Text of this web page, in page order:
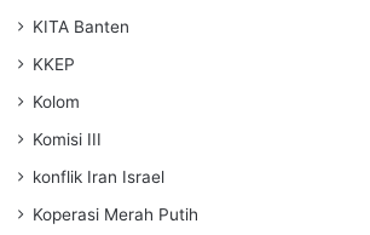
KITA Banten
KKEP
Kolom
Komisi III
konflik Iran Israel
Koperasi Merah Putih